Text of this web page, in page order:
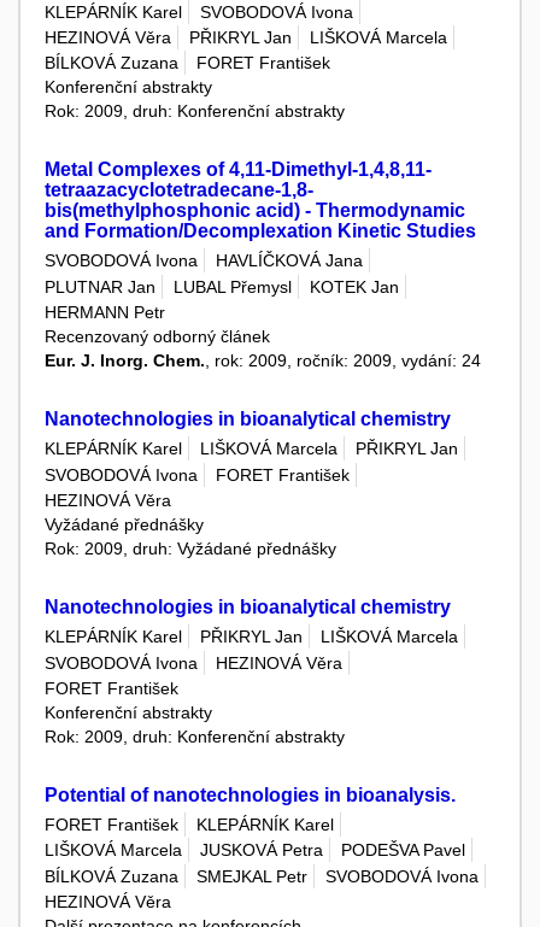
KLEPÁRNÍK Karel
SVOBODOVÁ Ivona
HEZINOVÁ Věra
PŘIKRYL Jan
LIŠKOVÁ Marcela
BÍLKOVÁ Zuzana
FORET František
Konferenční abstrakty
Rok: 2009, druh: Konferenční abstrakty
Metal Complexes of 4,11-Dimethyl-1,4,8,11-
tetraazacyclotetradecane-1,8-
bis(methylphosphonic acid) - Thermodynamic
and Formation/Decomplexation Kinetic Studies
SVOBODOVÁ Ivona
HAVLÍČKOVÁ Jana
PLUTNAR Jan
LUBAL Přemysl
KOTEK Jan
HERMANN Petr
Recenzovaný odborný článek
Eur. J. Inorg. Chem. , rok: 2009, ročník: 2009, vydání: 24
Nanotechnologies in bioanalytical chemistry
KLEPÁRNÍK Karel LIŠKOVÁ Marcela
PŘIKRYL Jan
SVOBODOVÁ Ivona
FORET František
HEZINOVÁ Věra
Vyžádané přednášky
Rok: 2009, druh: Vyžádané přednášky
Nanotechnologies in bioanalytical chemistry
KLEPÁRNÍK Karel PŘIKRYL Jan
LIŠKOVÁ Marcela
SVOBODOVÁ Ivona
HEZINOVÁ Věra
FORET František
Konferenční abstrakty
Rok: 2009, druh: Konferenční abstrakty
Potential of nanotechnologies in bioanalysis.
FORET František
KLEPÁRNÍK Karel
LIŠKOVÁ Marcela
JUSKOVÁ Petra
PODEŠVA Pavel
BÍLKOVÁ Zuzana
SMEJKAL Petr
SVOBODOVÁ Ivona
HEZINOVÁ Věra